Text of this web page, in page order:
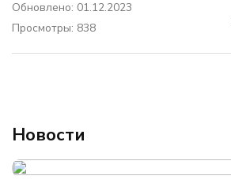
Обновлено: 01.12.2023
Просмотры: 838
Новости